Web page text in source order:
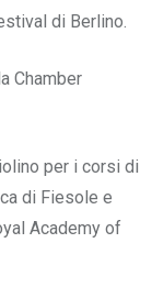
di Berlino.
Chamber
per i corsi di
di Fiesole e
Academy of